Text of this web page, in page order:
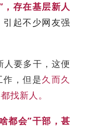
，存在基层新人
起不少网友强
要多干，这便
作，但是久而久
找新人。
都会”干部，甚